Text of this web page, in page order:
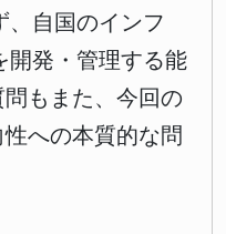
、自国のインフ
発・管理する能
もまた、今回の
への本質的な問